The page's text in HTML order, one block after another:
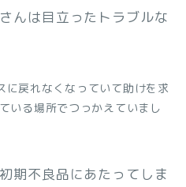
んは目立ったトラブルな
に戻れなくなっていて助けを求
いる場所でつっかえていまし
期不良品にあたってしま